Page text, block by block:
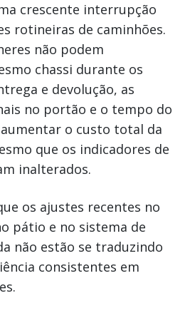
crescente interrupção
rotineiras de caminhões.
não podem
chassi durante os
e devolução, as
no portão e o tempo do
o custo total da
que os indicadores de
inalterados.
os ajustes recentes no
pátio e no sistema de
não estão se traduzindo
consistentes em